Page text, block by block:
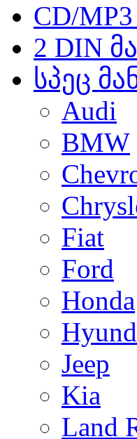
CD/
2 DIN
სპეც
Audi
BMW
Fiat
Ford
Honda
Jeep
Kia
Land